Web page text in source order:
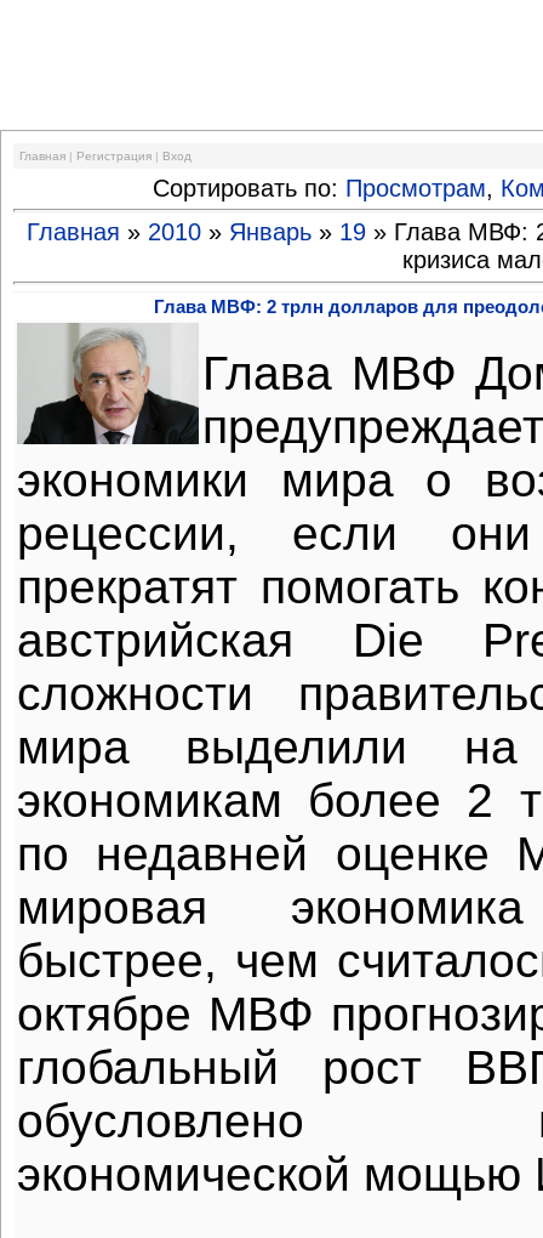
Главная | Регистрация | Вход
Сортировать по: Просмотрам,
Главная » 2010 » Январь » 19 » Глава МВФ:
кризиса
Глава МВФ: 2 трлн долларов для
Глава МВФ
экономики мира о
рецессии, если
прекратят помогать
австрийская Die
сложности
мира выделили
экономикам более 2
по недавней оценке
мировая
быстрее, чем
октябре МВФ
глобальный рост
обусловлено
экономической мощью